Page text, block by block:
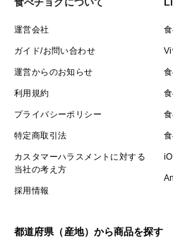
運営会社
ガイド/お問い合わせ
運営からのお知らせ
利用規約
プライバシーポリシー
特定商取引法
カスタマーハラスメントに対する
当社の考え方
採用情報
都道府県（産地）から商品を探す